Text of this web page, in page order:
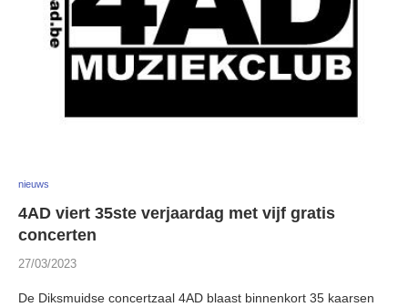
nieuws
4AD viert 35ste verjaardag met vijf gratis
concerten
27/03/2023
De Diksmuidse concertzaal 4AD blaast binnenkort 35 kaarsen